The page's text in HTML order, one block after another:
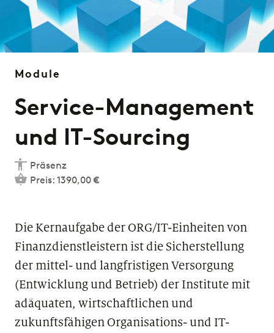
Module
Service-Management
und IT-Sourcing
Präsenz
Preis: 1390,00 €
Die Kernaufgabe der ORG/IT-Einheiten von
Finanzdienstleistern ist die Sicherstellung
der mittel- und langfristigen Versorgung
(Entwicklung und Betrieb) der Institute mit
adäquaten, wirtschaftlichen und
zukunftsfähigen Organisations- und IT-